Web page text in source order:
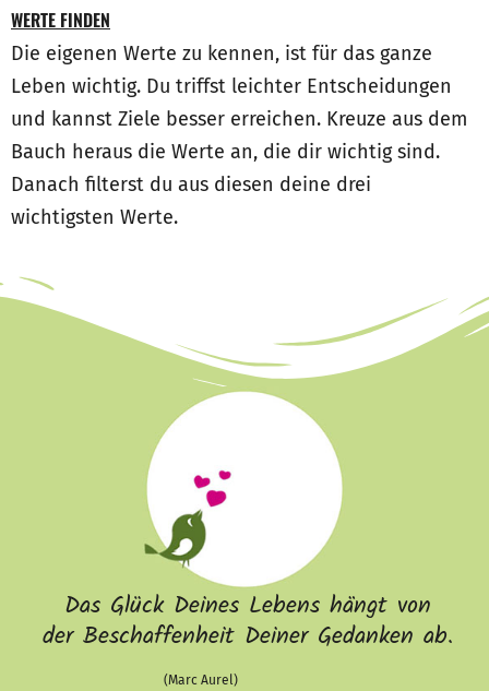
WERTE FINDEN
Die eigenen Werte zu kennen, ist für das ganze
Leben wichtig. Du triffst leichter Entscheidungen
und kannst Ziele besser erreichen. Kreuze aus dem
Bauch heraus die Werte an, die dir wichtig sind.
Danach filterst du aus diesen deine drei
wichtigsten Werte.
Das Glück Deines Lebens hängt von
der Beschaffenheit Deiner Gedanken ab.
(Marc Aurel)